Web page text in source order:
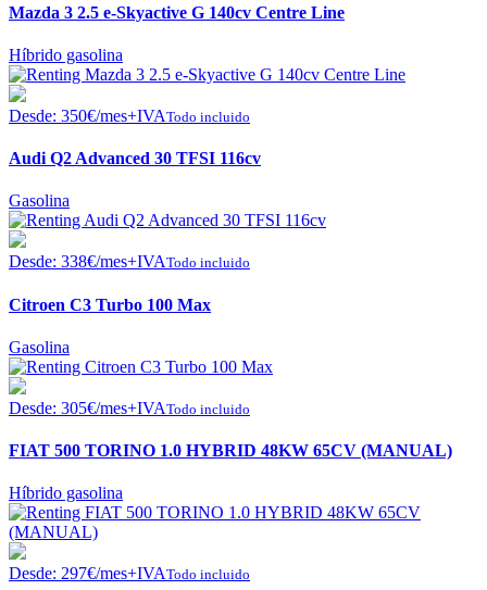
Mazda 3 2.5 e-Skyactive G 140cv Centre Line
Híbrido gasolina
Desde: 350€/mes+IVATodo incluido
Audi Q2 Advanced 30 TFSI 116cv
Gasolina
Desde: 338€/mes+IVATodo incluido
Citroen C3 Turbo 100 Max
Gasolina
Desde: 305€/mes+IVATodo incluido
FIAT 500 TORINO 1.0 HYBRID 48KW 65CV (MANUAL)
Híbrido gasolina
Desde: 297€/mes+IVATodo incluido